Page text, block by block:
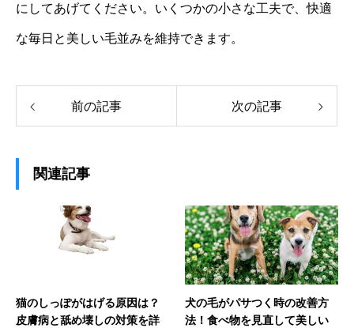
にしてあげてください。いくつかの小さな工夫で、快適
な毎日と美しい毛並みを維持できます。
前の記事 次の記事
関連記事
猫のしっぽがはげる原因は？
皮膚病と舐め壊しの対策を詳
犬の毛がパサつく時の改善方
法！食べ物を見直して美しい